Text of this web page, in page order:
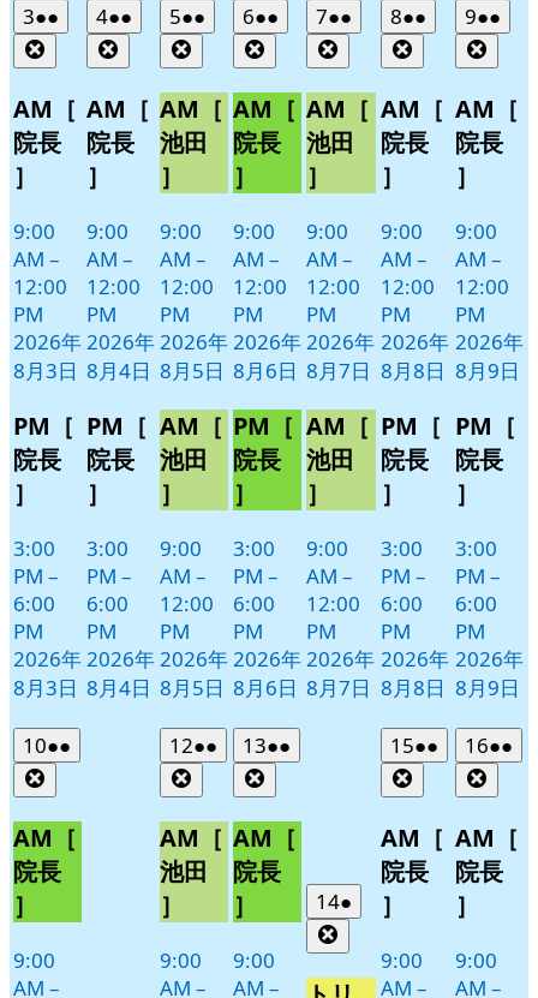
32026
年
8
月
3
日
●●
件
イ
ベ
ン
AM［
院長
］
9:00
AM –
12:00
PM
2026年
8月3日
PM［
院長
］
3:00
PM –
6:00
PM
2026年
8月3日
42026
年
8
月
4
日
●●
件
イ
ベ
ン
AM［
院長
］
9:00
AM –
12:00
PM
2026年
8月4日
PM［
院長
］
3:00
PM –
6:00
PM
2026年
8月4日
52026
年
8
月
5
日
●●
件
イ
ベ
ン
ト)
AM［
池田
］
9:00
AM –
12:00
PM
2026年
8月5日
AM［
池田
］
9:00
AM –
12:00
PM
2026年
8月5日
62026
年
8
月
6
日
●●
件
イ
ベ
ン
ト)
AM［
院長
］
9:00
AM –
12:00
PM
2026年
8月6日
PM［
院長
］
3:00
PM –
6:00
PM
2026年
8月6日
72026
年
8
月
7
日
●●
件
イ
ベ
ン
ト)
AM［
池田
］
9:00
AM –
12:00
PM
2026年
8月7日
AM［
池田
］
9:00
AM –
12:00
PM
2026年
8月7日
82026
年
8
月
8
日
●●
件
イ
ベ
ン
AM［
院長
］
9:00
AM –
12:00
PM
2026年
8月8日
PM［
院長
］
3:00
PM –
6:00
PM
2026年
8月8日
92026
年
8
月
9
日
●●
件
イ
ベ
ン
AM［
院長
］
9:00
AM –
12:00
PM
2026年
8月9日
PM［
院長
］
3:00
PM –
6:00
PM
2026年
8月9日
102026
年
8
月
10
日
●●
件
イ
ベ
ト)
AM［
院長
］
9:00
AM –
122026
年
8
月
12
日
●●
件
の
イ
ベ
ン
ト)
AM［
池田
］
9:00
AM –
132026
年
8
月
13
日
●●
件
イ
ベ
ン
ト)
AM［
院長
］
9:00
AM –
142026
年
8
月
●
件
イ
152026
年
8
月
15
日
●●
件
の
イ
ベ
ン
ト)
AM［
院長
］
9:00
AM –
162026
年
8
月
16
日
●●
件
イ
ベ
AM［
院長
］
9:00
AM –